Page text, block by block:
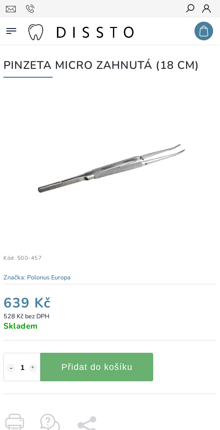
Hledat
PINZETA MICRO ZAHNUTÁ (18 CM)
Kód: 500-457
Značka: Polonus Europa
639 Kč
528 Kč bez DPH
Skladem
Přidat do košíku